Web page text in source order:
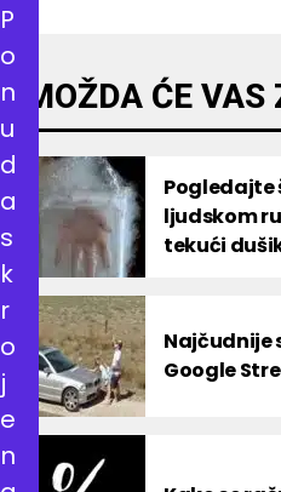
MOŽDA ĆE
Pogledajte
ljudskom
tekući
Najčudnije
Google
P
o
n
u
d
a
s
k
r
o
j
e
n